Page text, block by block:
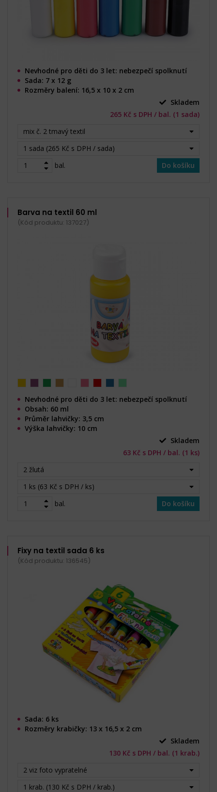
Nevhodné pro děti do 3 let: nebezpečí spolknutí
Sada: 7 x 12 g
Rozměry balení: 16,5 x 10 x 2 cm
Skladem
265 Kč s DPH / bal. (1 sada)
mix č. 2 tmavý textil
1 sada (265 Kč s DPH / sada)
bal.
Do košíku
Barva na textil 60 ml
(Kód produktu: 137027)
Nevhodné pro děti do 3 let: nebezpečí spolknutí
Obsah: 60 ml
Průměr lahvičky: 3,5 cm
Výška lahvičky: 10 cm
Skladem
63 Kč s DPH / bal. (1 ks)
2 žlutá
1 ks (63 Kč s DPH / ks)
bal.
Do košíku
Fixy na textil sada 6 ks
(Kód produktu: 136545)
Sada: 6 ks
Rozměry krabičky: 13 x 16,5 x 2 cm
Skladem
130 Kč s DPH / bal. (1 krab.)
2 viz foto vypratelné
1 krab. (130 Kč s DPH / krab.)